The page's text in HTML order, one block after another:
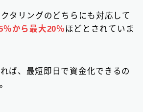
タリングのどちらにも対応して
％から最大20％ ほどとされていま
ば、最短即日で資金化できるの